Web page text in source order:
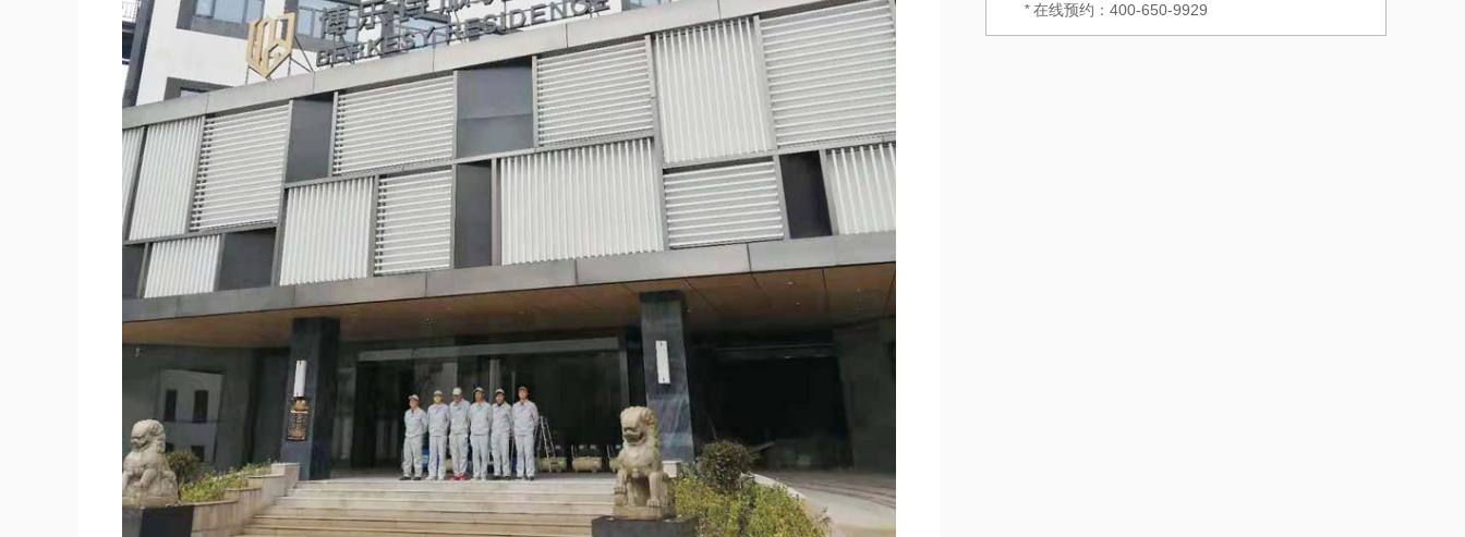
*在线预约：400-650-9929